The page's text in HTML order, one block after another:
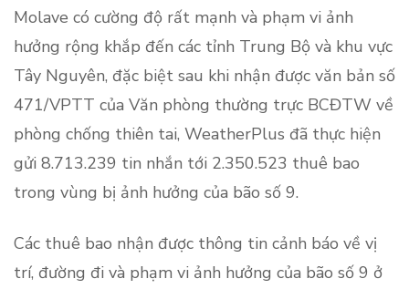
Molave có cường độ rất mạnh và phạm vi ảnh
hưởng rộng khắp đến các tỉnh Trung Bộ và khu vực
Tây Nguyên, đặc biệt sau khi nhận được văn bản số
471/VPTT của Văn phòng thường trực BCĐTW về
phòng chống thiên tai, WeatherPlus đã thực hiện
gửi 8.713.239 tin nhắn tới 2.350.523 thuê bao
trong vùng bị ảnh hưởng của bão số 9.
Các thuê bao nhận được thông tin cảnh báo về vị
trí, đường đi và phạm vi ảnh hưởng của bão số 9 ở